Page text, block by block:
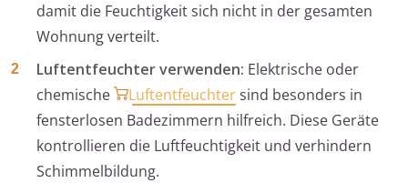
damit die Feuchtigkeit sich nicht in der gesamten
Wohnung verteilt.
Luftentfeuchter verwenden: Elektrische oder
chemische
Luftentfeuchtersind besonders in
fensterlosen Badezimmern hilfreich. Diese Geräte
kontrollieren die Luftfeuchtigkeit und verhindern
Schimmelbildung.